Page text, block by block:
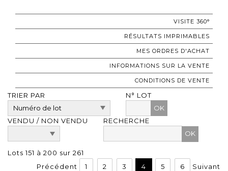
VISITE 360°
RÉSULTATS IMPRIMABLES
MES ORDRES D'ACHAT
INFORMATIONS SUR LA VENTE
CONDITIONS DE VENTE
TRIER PAR
N° LOT
OK
VENDU / NON VENDU
RECHERCHE
Lots 151 à 200 sur 261
Précédent
1 2 3 4 5 6 Suivant